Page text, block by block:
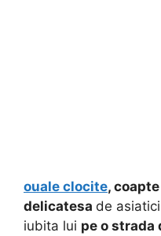
ouale clocite,
delicatesa de
iubita lui pe o strada